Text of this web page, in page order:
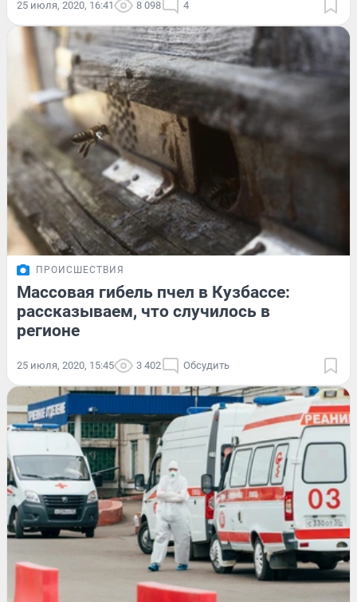
25 июля, 2020, 16:41 8 098 4
ПРОИСШЕСТВИЯ
Массовая гибель пчел в Кузбассе:
рассказываем, что случилось в
регионе
25 июля, 2020, 15:45 3 402 Обсудить